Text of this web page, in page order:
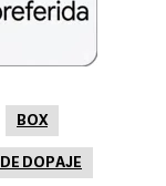
BOX
DOPAJE